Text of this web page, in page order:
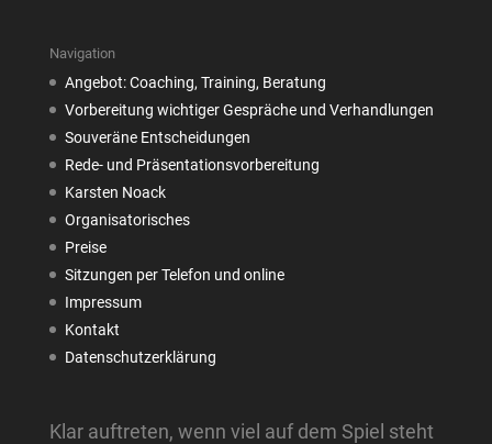
Navigation
Angebot: Coaching, Training, Beratung
Vorbereitung wichtiger Gespräche und Verhandlungen
Souveräne Entscheidungen
Rede- und Präsentationsvorbereitung
Karsten Noack
Organisatorisches
Preise
Sitzungen per Telefon und online
Impressum
Kontakt
Datenschutzerklärung
Klar auftreten, wenn viel auf dem Spiel steht